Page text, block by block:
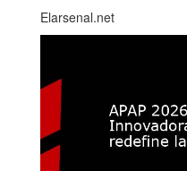
Elarsenal.net